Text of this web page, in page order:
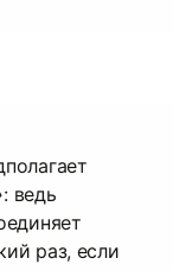
: ведь
раз, если